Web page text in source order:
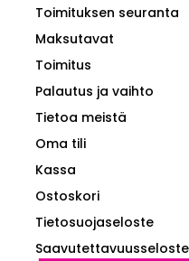
Toimituksen seuranta
Maksutavat
Toimitus
Palautus ja vaihto
Tietoa meistä
Oma tili
Kassa
Ostoskori
Tietosuojaseloste
Saavutettavuusseloste